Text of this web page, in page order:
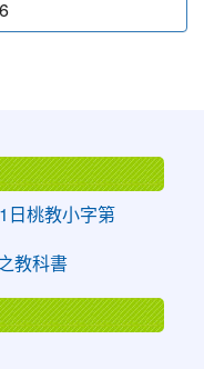
日桃教小字第
教科書